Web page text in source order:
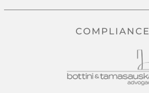
COMPLIANCE